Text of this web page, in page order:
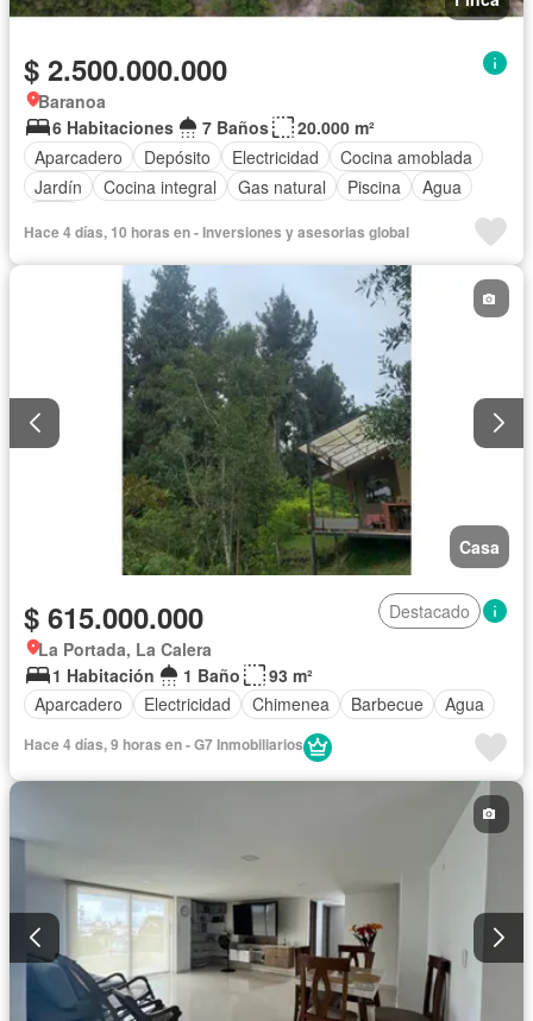
$ 2.500.000.000
Baranoa
6 Habitaciones
7 Baños
20.000 m²
Aparcadero
Depósito Electricidad
Cocina amoblada
Jardín
Cocina integral Gas natural Piscina
Agua
Hace 4 días, 10 horas en - Inversiones y asesorias global
Casa
$ 615.000.000
Destacado
La Portada, La Calera
1 Habitación
1 Baño
93 m²
Aparcadero
Electricidad Chimenea Barbecue Agua
Hace 4 días, 9 horas en - G7 Inmobiliarios